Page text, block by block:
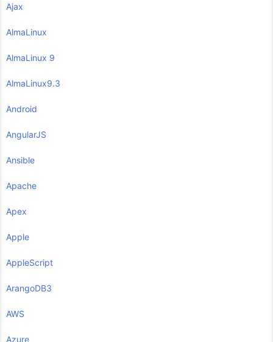
Ajax
AlmaLinux
AlmaLinux 9
AlmaLinux9.3
Android
AngularJS
Ansible
Apache
Apex
Apple
AppleScript
ArangoDB3
AWS
Azure